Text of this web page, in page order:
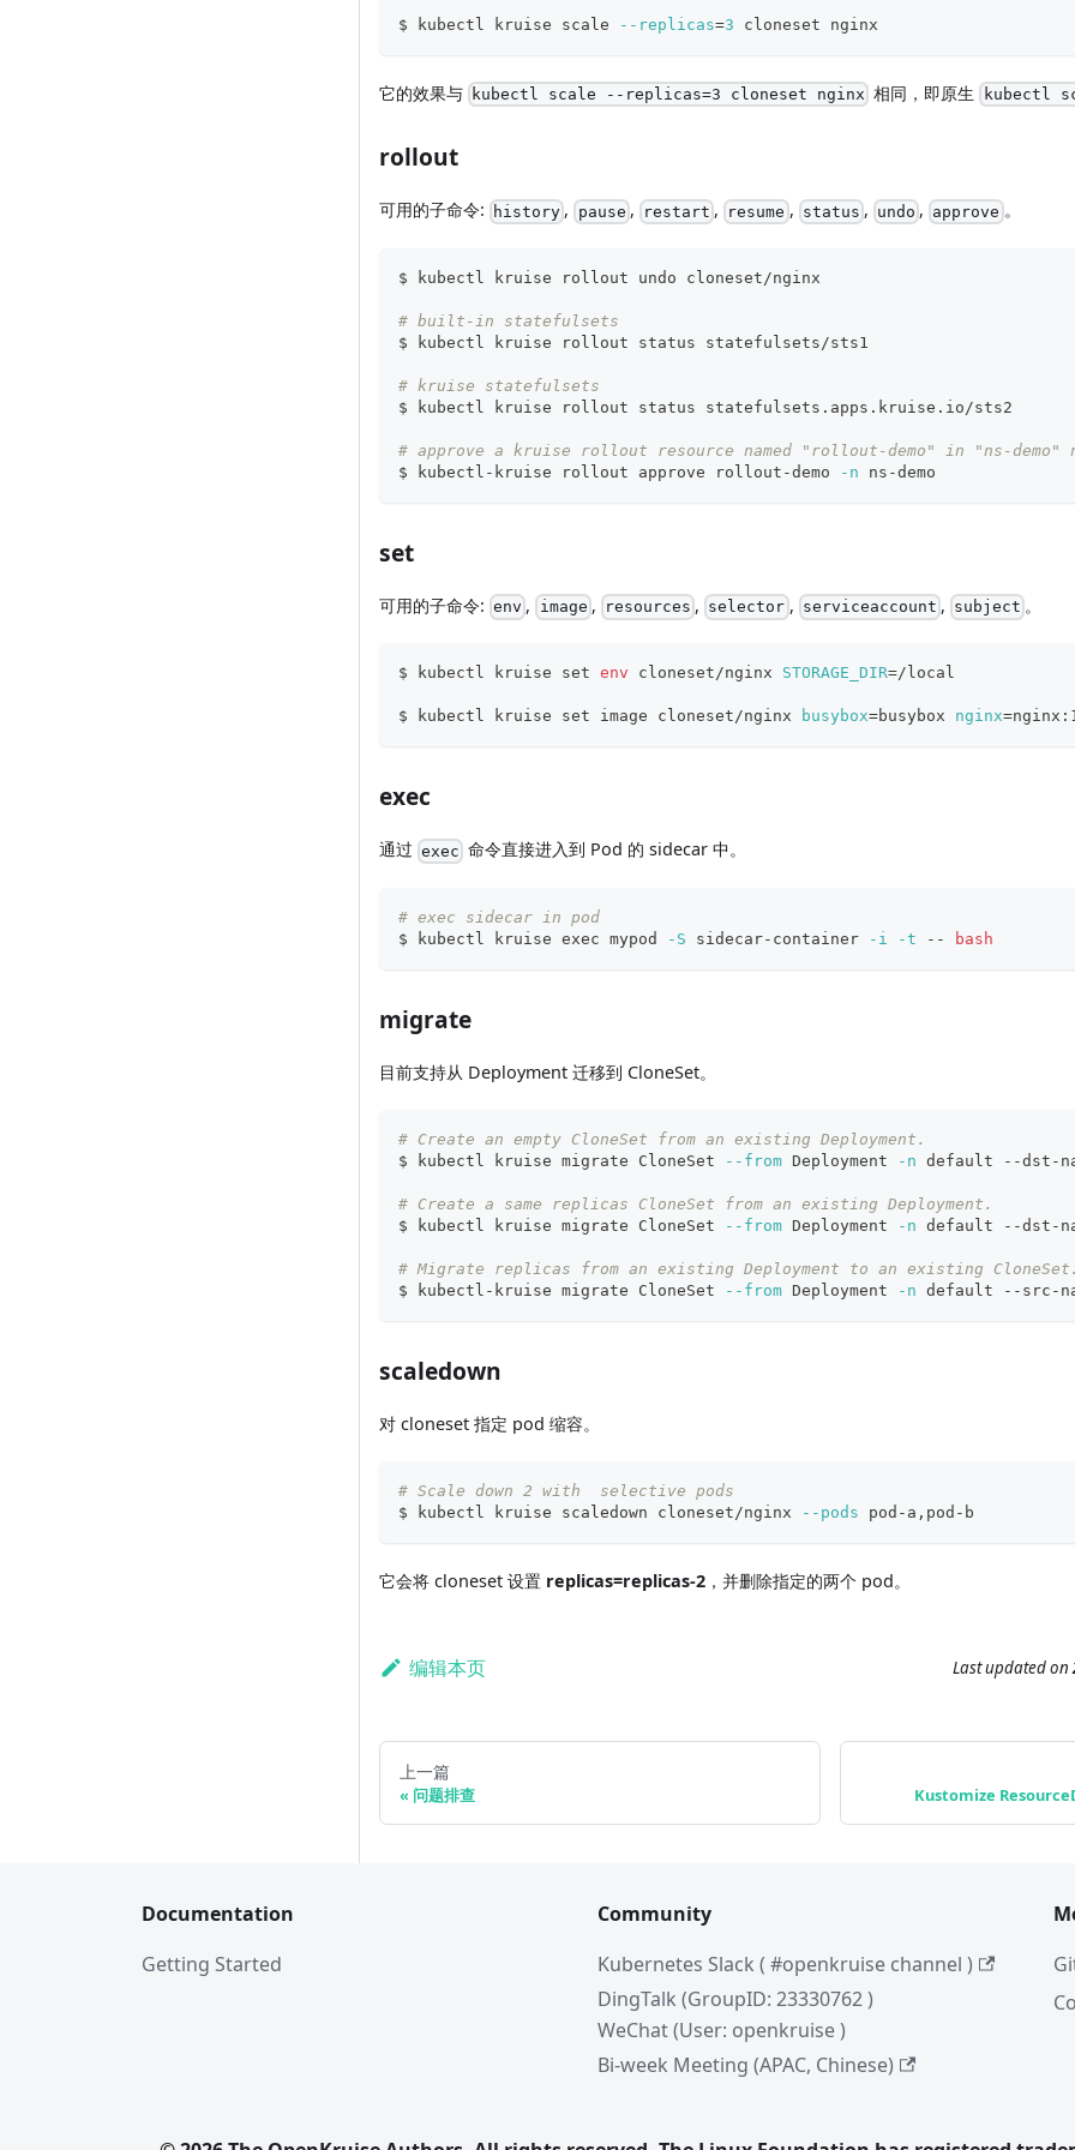
$ kubectl kruise scale --replicas=3 cloneset nginx
它的效果与 kubectl scale --replicas=3 cloneset nginx 相同，即原生 kubectl
rollout
可用的子命令: history , pause , restart , resume , status , undo , approve 。
$ kubectl kruise rollout undo cloneset/nginx
# built-in statefulsets
$ kubectl kruise rollout status statefulsets/sts1
# kruise statefulsets
$ kubectl kruise rollout status statefulsets.apps.kruise.io/sts2
# approve a kruise rollout resource named "rollout-demo" in "ns-demo"
$ kubectl-kruise rollout approve rollout-demo
-n ns-demo
set
可用的子命令: env , image , resources , selector , serviceaccount , subject 。
$ kubectl kruise set env cloneset/nginx STORAGE_DIR=/local
$ kubectl kruise set image cloneset/nginx busybox=busybox nginx=
exec
通过 exec 命令直接进入到 Pod 的 sidecar 中。
# exec sidecar in pod
$ kubectl kruise exec mypod -S sidecar-container -i -t -- bash
migrate
目前支持从 Deployment 迁移到 CloneSet。
# Create an empty CloneSet from an existing Deployment.
$ kubectl kruise migrate CloneSet
--from Deployment -n default --dst-
# Create a same replicas CloneSet from an existing Deployment.
$ kubectl kruise migrate CloneSet
--from Deployment -n default --dst-
# Migrate replicas from an existing Deployment to an existing CloneSet.
$ kubectl-kruise migrate CloneSet
--from Deployment -n default --src-
scaledown
对 cloneset 指定 pod 缩容。
# Scale down 2 with  selective pods
$ kubectl kruise scaledown cloneset/nginx
--pods pod-a,pod-b
它会将 cloneset 设置 replicas=replicas-2 ，并删除指定的两个 pod。
编辑本页 Last updatedon
上一篇
问题排查 Kustomize
Documentation
Getting Started
Community
Kubernetes Slack ( #openkruise channel )
DingTalk (GroupID: 23330762 )
WeChat (User: openkruise )
Bi-week Meeting (APAC, Chinese)